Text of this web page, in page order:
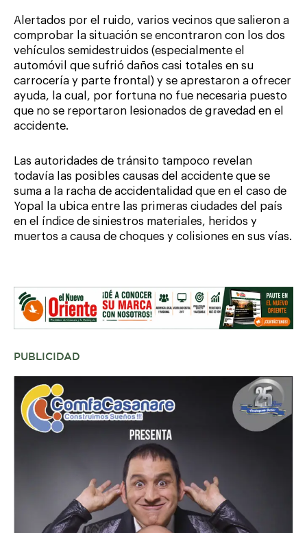
Alertados por el ruido, varios vecinos que salieron a
comprobar la situación se encontraron con los dos
vehículos semidestruidos (especialmente el
automóvil que sufrió daños casi totales en su
carrocería y parte frontal) y se aprestaron a ofrecer
ayuda, la cual, por fortuna no fue necesaria puesto
que no se reportaron lesionados de gravedad en el
accidente.
Las autoridades de tránsito tampoco revelan
todavía las posibles causas del accidente que se
suma a la racha de accidentalidad que en el caso de
Yopal la ubica entre las primeras ciudades del país
en el índice de siniestros materiales, heridos y
muertos a causa de choques y colisiones en sus vías.
PUBLICIDAD